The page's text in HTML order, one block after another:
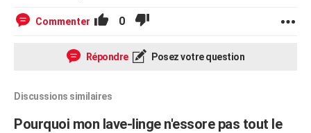
Commenter 0
Répondre Posez votre question
Discussions similaires
Pourquoi mon lave-linge n'essore pas tout le